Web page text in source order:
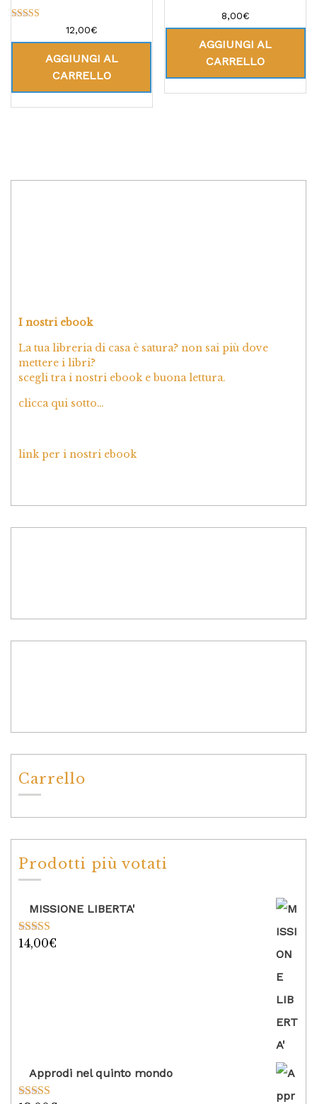
su 5
12,00€
AGGIUNGI AL
CARRELLO
8,00€
AGGIUNGI AL
CARRELLO
I nostri ebook
La tua libreria di casa è satura? non sai più dove
mettere i libri?
scegli tra i nostri ebook e buona lettura.
clicca qui sotto…
link per i nostri ebook
Carrello
Prodotti più votati
MISSIONE LIBERTA'
Valutato
14,00€
Approdi nel quinto mondo